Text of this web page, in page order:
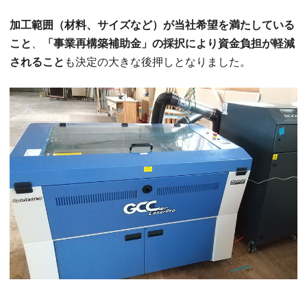
加工範囲（材料、サイズなど）が当社希望を満たしている
こと
「事業再構築補助金」の採択により資金負担が軽減
されること も決定の大きな後押しとなりました。